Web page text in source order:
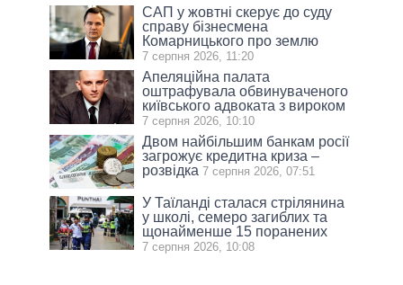
САП у жовтні скерує до суду
справу бізнесмена
Комарницького про землю
7 серпня 2026, 11:20
Апеляційна палата
оштрафувала обвинуваченого
київського адвоката з вироком
7 серпня 2026, 10:10
Двом найбільшим банкам росії
загрожує кредитна криза –
розвідка 7 серпня 2026, 07:51
У Таїланді сталася стрілянина
у школі, семеро загиблих та
щонайменше 15 поранених
7 серпня 2026, 10:08